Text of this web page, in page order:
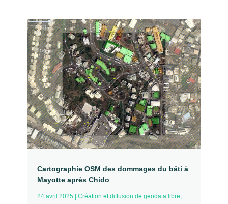
Cartographie OSM des dommages du bâti à
Mayotte après Chido
24 avril 2025 Création et diffusion de geodata libre,